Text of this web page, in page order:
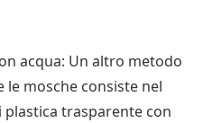
acqua: Un altro metodo
mosche consiste nel
trasparente con